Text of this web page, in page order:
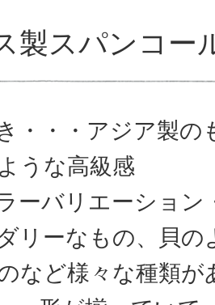
製スパンコー
・・・アジア製の
うな高級感
ーバリエーション
リーなもの、貝の
など様々な種類が